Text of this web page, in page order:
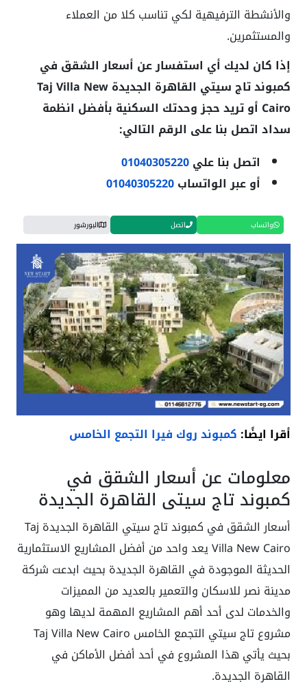
والأنشطة الترفيهية لكي تناسب كلا من العملاء
والمستثمرين.
إذا كان لديك أي استفسار عن أسعار الشقق في
كمبوند تاج سيتي القاهرة الجديدة Taj Villa New
Cairo أو تريد حجز وحدتك السكنية بأفضل انظمة
سداد اتصل بنا على الرقم التالي:
اتصل بنا علي01040305220
أو عبر الواتساب01040305220
واتساب اتصل البورشور
أقرا ايضًا: كمبوند روك فيرا التجمع الخامس
معلومات عن أسعار الشقق في
كمبوند تاج سيتي القاهرة الجديدة
أسعار الشقق في كمبوند تاج سيتي القاهرة الجديدة Taj
Villa New Cairo يعد واحد من أفضل المشاريع الاستثمارية
الحديثة الموجودة في القاهرة الجديدة بحيث ابدعت شركة
مدينة نصر للاسكان والتعمير بالعديد من المميزات
والخدمات لدى أحد أهم المشاريع المهمة لديها وهو
مشروع تاج سيتي التجمع الخامس Taj Villa New Cairo
بحيث يأتي هذا المشروع في أحد أفضل الأماكن في
القاهرة الجديدة.